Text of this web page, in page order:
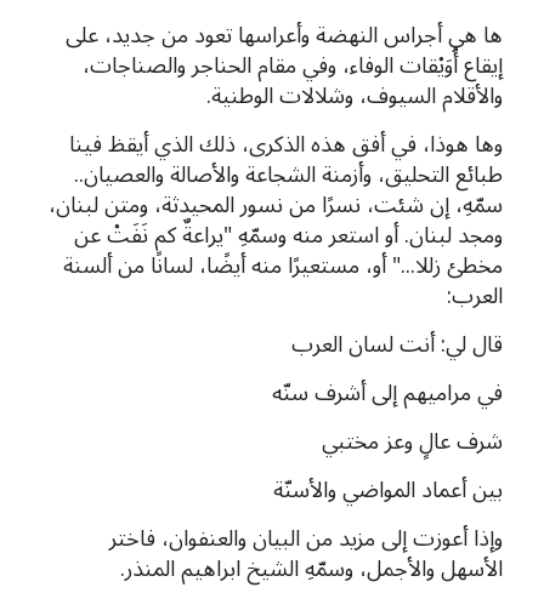
ها هي أجراس النهضة وأعراسها تعود من جديد، على
إيقاع أُوَيْقات الوفاء، وفي مقام الحناجر والصناجات،
والأقلام السيوف، وشلالات الوطنية.
وها هوذا، في أفق هذه الذكرى، ذلك الذي أيقظ فينا
طبائع التحليق، وأزمنة الشجاعة والأصالة والعصيان..
سمّهِ، إن شئت، نسرًا من نسور المحيدثة، ومتن لبنان،
ومجد لبنان. أو استعر منه وسمّهِ "يراعةٌ كم نَفَتْ عن
مخطئ زللا..." أو، مستعيرًا منه أيضًا، لسانًا من ألسنة
العرب:
قال لي: أنت لسان العرب
في مراميهم إلى أشرف سنّه
شرف عالٍ وعز مختبي
بين أعماد المواضي والأسنّة
وإذا أعوزت إلى مزيد من البيان والعنفوان، فاختر
الأسهل والأجمل، وسمّهِ الشيخ ابراهيم المنذر.